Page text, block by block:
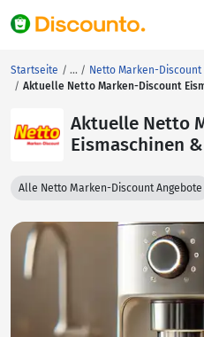
Startseite
Netto Marken-Discount
Aktuelle Netto Marken-Discount
Aktuelle Netto
Eismaschinen
Alle Netto Marken-Discount Angebote